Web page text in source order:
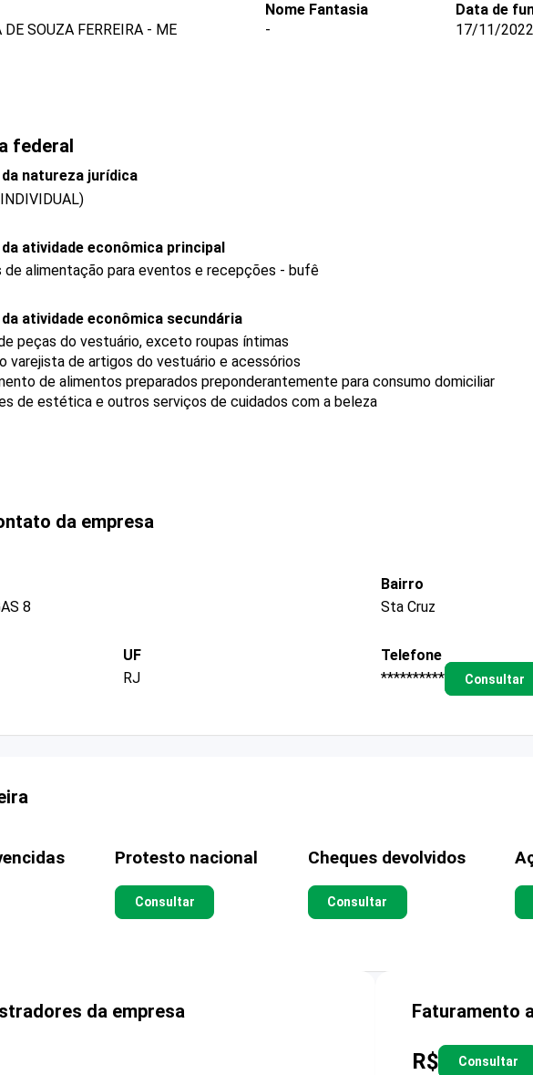
SOUZA FERREIRA - ME
Nome Fantasia
-
Data de
17/11/2022
federal
natureza jurídica
atividade econômica principal
alimentação para eventos e recepções - bufê
atividade econômica secundária
peças do vestuário, exceto roupas íntimas
varejista de artigos do vestuário e acessórios
de alimentos preparados preponderantemente para consumo domiciliar
de estética e outros serviços de cuidados com a beleza
da empresa
8
Bairro
Sta Cruz
UF
RJ
Telefone
**********
Consultar
Protesto nacional
Consultar
Cheques devolvidos
Consultar
da empresa Faturamento
R$ Consultar